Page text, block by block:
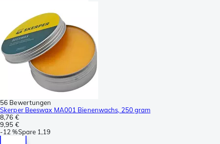
56 Bewertungen
Skerper Beeswax MA001 Bienenwachs, 250 gram
8,76 €
9,95 €
-12 %Spare 1,19